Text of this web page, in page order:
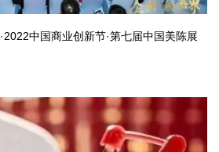
中国商业创新节·第七届中国美陈展